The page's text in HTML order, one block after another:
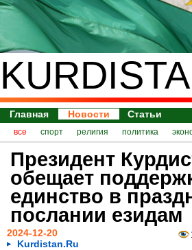
Главная Новости Статьи
все спорт религия политика
Президент
обещает
единство в
послании езидам
2024-12-20
Kurdistan.Ru